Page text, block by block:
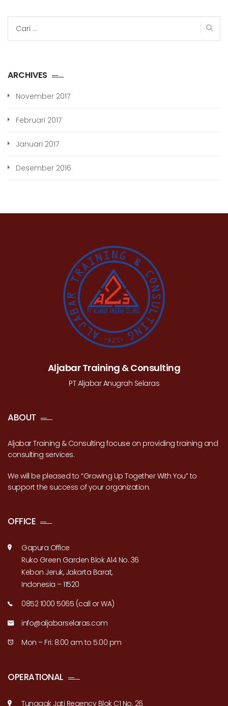
untuk:
ARCHIVES
November 2017
Februari 2017
Januari 2017
Desember 2016
Aljabar Training & Consulting
PT Aljabar Anugrah Selaras
ABOUT
Aljabar Training & Consulting focuse on providing training and
consulting services.
We will be pleased to “Growing Up Together With You” to
support the success of your organization.
OFFICE
Gapura Office
Ruko Green Garden Blok A14 No. 36
Kebon Jeruk, Jakarta Barat,
Indonesia – 11520
0852 1000 5065 (call or WA)
info@aljabarselaras.com
Mon – Fri: 8:00 am to 5:00 pm
OPERATIONAL
Tunggak Jati Regency Blok C1 No. 26